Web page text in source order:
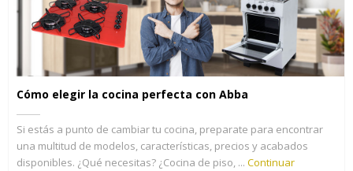
Cómo elegir la cocina perfecta con Abba
Si estás a punto de cambiar tu cocina, preparate para encontrar
una multitud de modelos, características, precios y acabados
disponibles. ¿Qué necesitas? ¿Cocina de piso, ... Continuar